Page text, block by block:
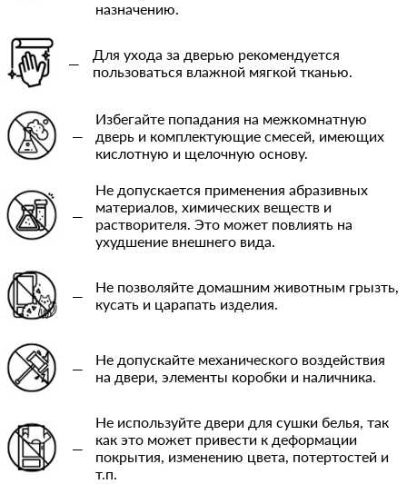
назначению.
—
Для ухода за дверью рекомендуется
пользоваться влажной мягкой тканью.
—
Избегайте попадания на межкомнатную
дверь и комплектующие смесей, имеющих
кислотную и щелочную основу.
—
Не допускается применения абразивных
материалов, химических веществ и
растворителя. Это может повлиять на
ухудшение внешнего вида.
—
Не позволяйте домашним животным грызть,
кусать и царапать изделия.
—
Не допускайте механического воздействия
на двери, элементы коробки и наличника.
—
Не используйте двери для сушки белья, так
как это может привести к деформации
покрытия, изменению цвета, потертостей и
т.п.